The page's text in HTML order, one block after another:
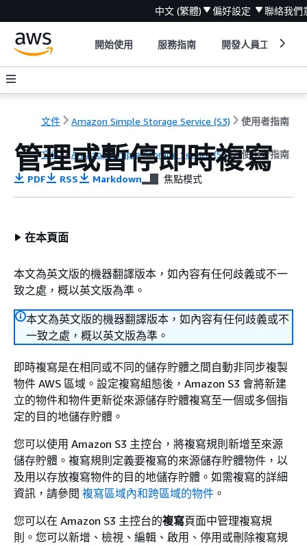
中文 (繁體) 偏好設定 聯絡我們
開始使用 服務指南 開發人員工具
文件 Amazon Simple Storage Service (S3) 使用者指南
文件 Amazon Simple Storage Service (S3) 使用者指南
管理或暫停即時複寫
PDF RSS Markdown 焦點模式
在本頁面
本文為英文版的機器翻譯版本，如內容有任何歧義或不一
致之處，概以英文版為準。
本文為英文版的機器翻譯版本，如內容有任何歧義或不
一致之處，概以英文版為準。
即時複寫是在相同或不同的儲存貯體之間自動非同步複製
物件 AWS 區域。設定複寫組態後，Amazon S3 會將新建
立的物件和物件更新從來源儲存貯體複寫至一個或多個指
定的目的地儲存貯體。
您可以使用 Amazon S3 主控台，將複寫規則新增至來源
儲存貯體。複寫規則定義要複寫的來源儲存貯體物件，以
及用以存放複寫物件的目的地儲存貯體。如需複寫的詳細
資訊，請參閱 複寫區域內和跨區域的物件 。
您可以在 Amazon S3 主控台的複寫頁面中管理複寫規
則。您可以新增、檢視、編輯、啟用、停用或刪除複寫規